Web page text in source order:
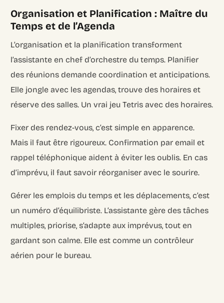
Organisation et Planification : Maître du
Temps et de l’Agenda
L’organisation et la planification transforment
l’assistante en chef d’orchestre du temps. Planifier
des réunions demande coordination et anticipations.
Elle jongle avec les agendas, trouve des horaires et
réserve des salles. Un vrai jeu Tetris avec des horaires.
Fixer des rendez-vous, c’est simple en apparence.
Mais il faut être rigoureux. Confirmation par email et
rappel téléphonique aident à éviter les oublis. En cas
d’imprévu, il faut savoir réorganiser avec le sourire.
Gérer les emplois du temps et les déplacements, c’est
un numéro d’équilibriste. L’assistante gère des tâches
multiples, priorise, s’adapte aux imprévus, tout en
gardant son calme. Elle est comme un contrôleur
aérien pour le bureau.